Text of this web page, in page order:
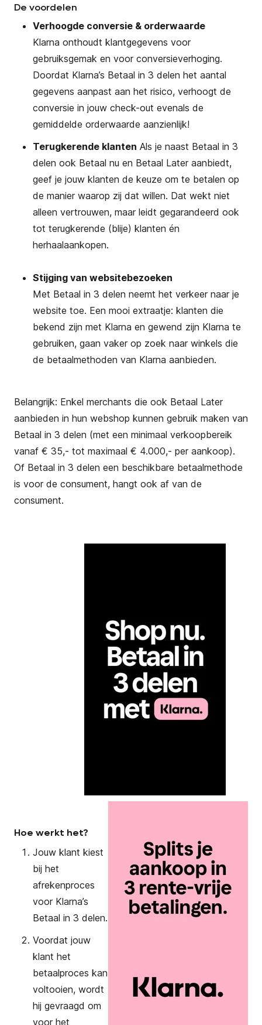
De voordelen
Verhoogde conversie & orderwaarde
Klarna onthoudt klantgegevens voor
gebruiksgemak en voor conversieverhoging.
Doordat Klarna’s Betaal in 3 delen het aantal
gegevens aanpast aan het risico, verhoogt de
conversie in jouw check-out evenals de
gemiddelde orderwaarde aanzienlijk!
Terugkerende klanten Als je naast Betaal in 3
delen ook Betaal nu en Betaal Later aanbiedt,
geef je jouw klanten de keuze om te betalen op
de manier waarop zij dat willen. Dat wekt niet
alleen vertrouwen, maar leidt gegarandeerd ook
tot terugkerende (blije) klanten én
herhaalaankopen.
Stijging van websitebezoeken
Met Betaal in 3 delen neemt het verkeer naar je
website toe. Een mooi extraatje: klanten die
bekend zijn met Klarna en gewend zijn Klarna te
gebruiken, gaan vaker op zoek naar winkels die
de betaalmethoden van Klarna aanbieden.
Belangrijk: Enkel merchants die ook Betaal Later
aanbieden in hun webshop kunnen gebruik maken van
Betaal in 3 delen (met een minimaal verkoopbereik
vanaf € 35,- tot maximaal € 4.000,- per aankoop).
Of Betaal in 3 delen een beschikbare betaalmethode
is voor de consument, hangt ook af van de
consument.
Hoe werkt het?
Jouw klant kiest
bij het
afrekenproces
voor Klarna’s
Betaal in 3 delen.
Voordat jouw
klant het
betaalproces kan
voltooien, wordt
hij gevraagd om
voor het